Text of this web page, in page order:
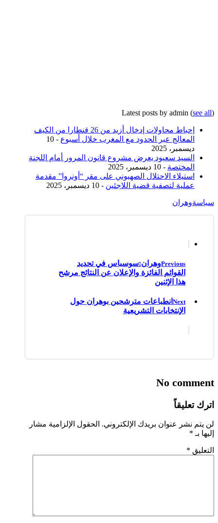
Latest posts by admin (see all)
إحباط محاولات إدخال أزيد من 26 قنطارا من الكيف
المعالج عبر الحدود مع المغرب خلال أسبوع
- 10
ديسمبر، 2025
السيد سعيود يعرض مشروع قانون المرور أمام اللجنة
المختصة - 10 ديسمبر، 2025
استيلاء الاحتلال الصهيوني على مقر “أونروا” مقدمة
عملية لتصفية قضية اللاجئين - 10 ديسمبر، 2025
سياسةوهران
Previousوهران:سوسباس في تحديد
القوائم الفائزة والإعلان عن النتائج مرشح
هذا الإثنين
Next انطباعات مترشحين بوهران حول
الإنتخابات التشريعية
No comment
اترك تعليقاً
لن يتم نشر عنوان بريدك الإلكتروني. الحقول الإلزامية مشار
إليها بـ *
التعليق *